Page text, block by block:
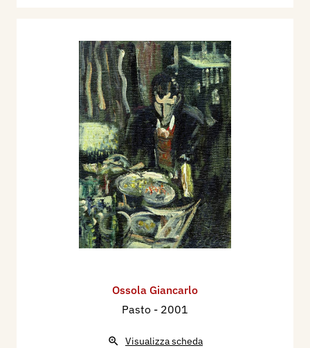
Ossola Giancarlo
Pasto - 2001
Visualizza scheda